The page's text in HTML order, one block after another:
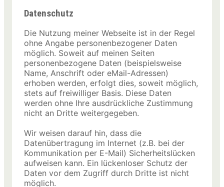
Datenschutz
Die Nutzung meiner Webseite ist in der Regel
ohne Angabe personenbezogener Daten
möglich. Soweit auf meinen Seiten
personenbezogene Daten (beispielsweise
Name, Anschrift oder eMail-Adressen)
erhoben werden, erfolgt dies, soweit möglich,
stets auf freiwilliger Basis. Diese Daten
werden ohne Ihre ausdrückliche Zustimmung
nicht an Dritte weitergegeben.
Wir weisen darauf hin, dass die
Datenübertragung im Internet (z.B. bei der
Kommunikation per E-Mail) Sicherheitslücken
aufweisen kann. Ein lückenloser Schutz der
Daten vor dem Zugriff durch Dritte ist nicht
möglich.